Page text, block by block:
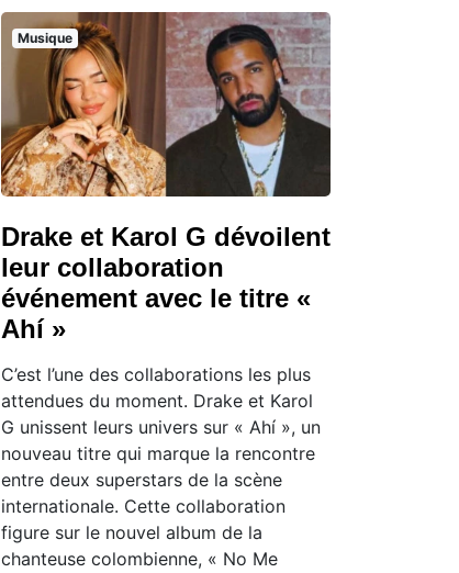
Musique
Drake et Karol G dévoilent
leur collaboration
événement avec le titre «
Ahí »
C’est l’une des collaborations les plus
attendues du moment. Drake et Karol
G unissent leurs univers sur « Ahí », un
nouveau titre qui marque la rencontre
entre deux superstars de la scène
internationale. Cette collaboration
figure sur le nouvel album de la
chanteuse colombienne, « No Me